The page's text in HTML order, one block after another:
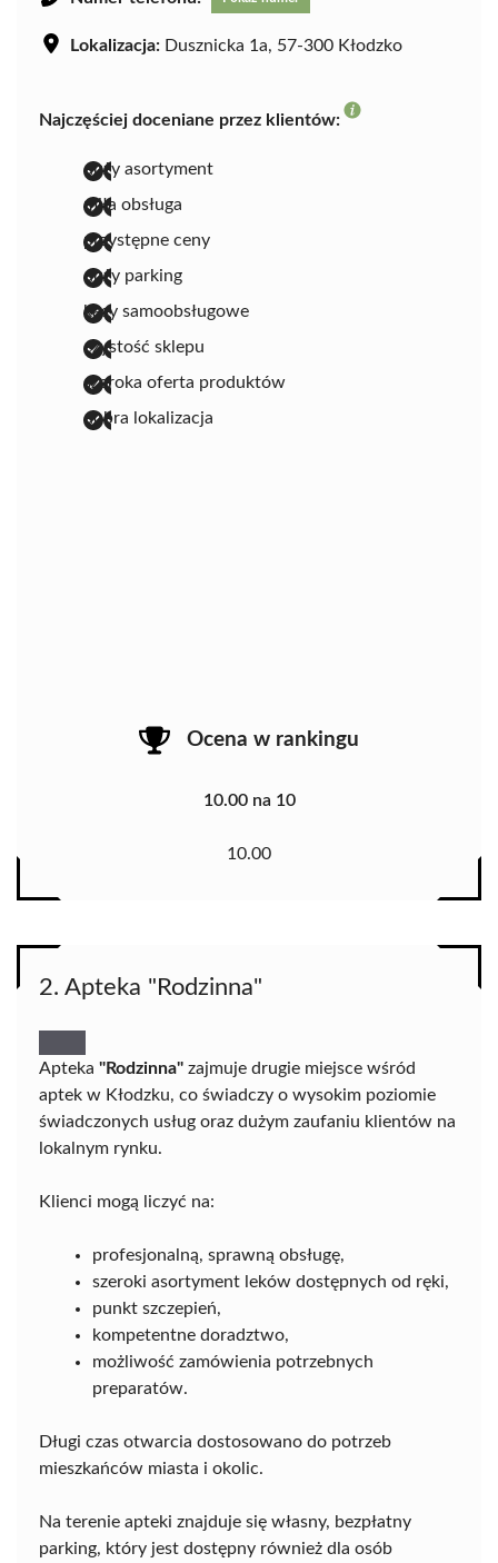
Lokalizacja: Dusznicka 1a, 57-300 Kłodzko
Najczęściej doceniane przez klientów:
duży asortyment
miła obsługa
przystępne ceny
duży parking
kasy samoobsługowe
czystość sklepu
szeroka oferta produktów
dobra lokalizacja
Ocena w rankingu
10.00 na 10
10.00
2. Apteka "Rodzinna"
Apteka "Rodzinna" zajmuje drugie miejsce wśród
aptek w Kłodzku, co świadczy o wysokim poziomie
świadczonych usług oraz dużym zaufaniu klientów na
lokalnym rynku.
Klienci mogą liczyć na:
profesjonalną, sprawną obsługę,
szeroki asortyment leków dostępnych od ręki,
punkt szczepień,
kompetentne doradztwo,
możliwość zamówienia potrzebnych
preparatów.
Długi czas otwarcia dostosowano do potrzeb
mieszkańców miasta i okolic.
Na terenie apteki znajduje się własny, bezpłatny
parking, który jest dostępny również dla osób